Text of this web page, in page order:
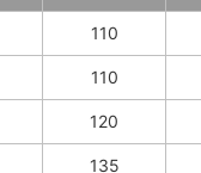
110
110
120
135